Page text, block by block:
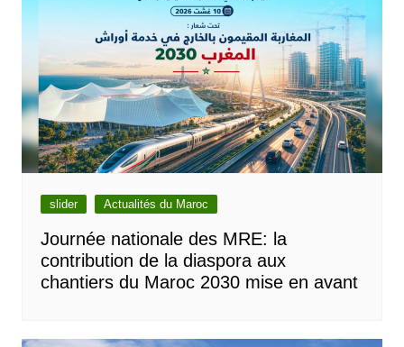
slider Actualités du Maroc
Journée nationale des MRE: la
contribution de la diaspora aux
chantiers du Maroc 2030 mise en avant